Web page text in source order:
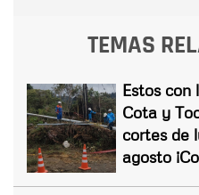
TEMAS
Estos con
Cota y
cortes de
agosto